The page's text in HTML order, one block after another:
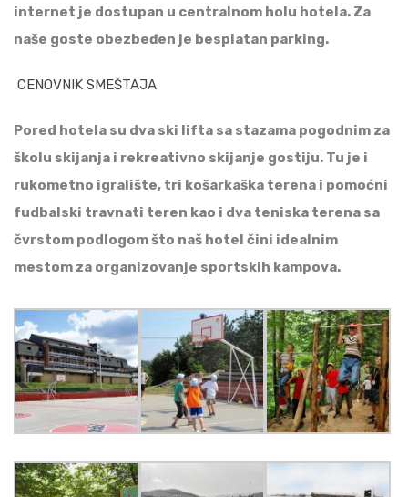
internet je dostupan u centralnom holu hotela. Za
naše goste obezbeđen je besplatan parking.
CENOVNIK SMEŠTAJA
Pored hotela su dva ski lifta sa stazama pogodnim za
školu skijanja i rekreativno skijanje gostiju. Tu je i
rukometno igralište, tri košarkaška terena i pomoćni
fudbalski travnati teren kao i dva teniska terena sa
čvrstom podlogom što naš hotel čini idealnim
mestom za organizovanje sportskih kampova.